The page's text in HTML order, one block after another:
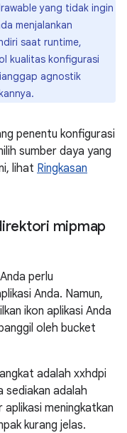
yang tidak ingin
menjalankan
saat runtime,
kualitas konfigurasi
agnostik
penentu konfigurasi
sumber daya yang
lihat Ringkasan
mipmap
perlu
Anda. Namun,
ikon aplikasi Anda
oleh bucket
adalah xxhdpi
sediakan adalah
aplikasi meningkatkan
kurang jelas.